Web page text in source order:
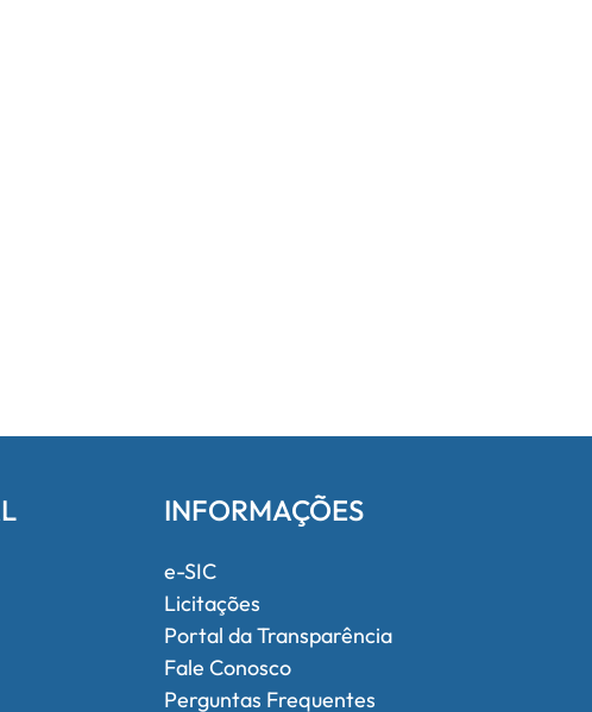
INFORMAÇÕES
e-SIC
Licitações
Portal da Transparência
Fale Conosco
Perguntas Frequentes